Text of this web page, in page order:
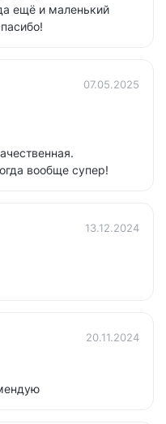
ещё и маленький
07.05.2025
вообще супер!
13.12.2024
20.11.2024